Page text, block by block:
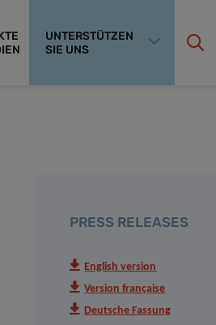
UNTERSTÜTZEN
SIE UNS
PRESS RELEASES
English version
Version française
Deutsche Fassung